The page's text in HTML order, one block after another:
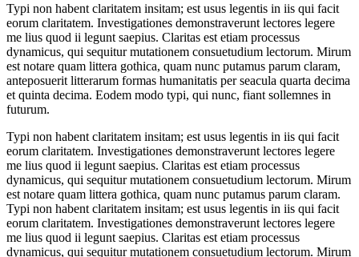
Typi non habent claritatem insitam; est usus legentis in iis qui facit
eorum claritatem. Investigationes demonstraverunt lectores legere
me lius quod ii legunt saepius. Claritas est etiam processus
dynamicus, qui sequitur mutationem consuetudium lectorum. Mirum
est notare quam littera gothica, quam nunc putamus parum claram,
anteposuerit litterarum formas humanitatis per seacula quarta decima
et quinta decima. Eodem modo typi, qui nunc, fiant sollemnes in
futurum.
Typi non habent claritatem insitam; est usus legentis in iis qui facit
eorum claritatem. Investigationes demonstraverunt lectores legere
me lius quod ii legunt saepius. Claritas est etiam processus
dynamicus, qui sequitur mutationem consuetudium lectorum. Mirum
est notare quam littera gothica, quam nunc putamus parum claram.
Typi non habent claritatem insitam; est usus legentis in iis qui facit
eorum claritatem. Investigationes demonstraverunt lectores legere
me lius quod ii legunt saepius. Claritas est etiam processus
dynamicus, qui sequitur mutationem consuetudium lectorum. Mirum